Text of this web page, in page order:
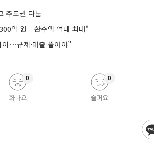
주도권 다툼
억 원…환수액 역대 최대"
아⋯규제·대출 풀어야”
화나요
0
슬퍼요
0